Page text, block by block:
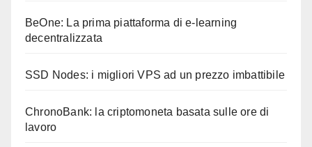
BeOne: La prima piattaforma di e-learning
decentralizzata
SSD Nodes: i migliori VPS ad un prezzo imbattibile
ChronoBank: la criptomoneta basata sulle ore di
lavoro